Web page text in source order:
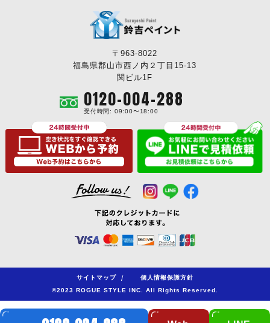
〒963-8022
福島県郡山市西ノ内２丁目15-13
関ビル1F
0120-004-288
受付時間: 09:00〜18:00
サイトマップ /
個人情報保護方針
©2023 ROGUE STYLE INC. All Rights Reserved.